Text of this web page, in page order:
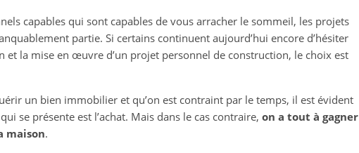
capables qui sont capables de vous arracher le sommeil, les projets
partie. Si certains continuent aujourd’hui encore d’hésiter
et la mise en œuvre d’un projet personnel de construction, le choix est
un bien immobilier et qu’on est contraint par le temps, il est évident
se présente est l’achat. Mais dans le cas contraire, on a tout à gagner
maison.